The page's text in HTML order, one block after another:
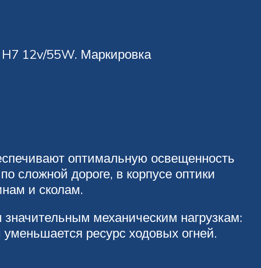
H7 12v/55W. Маркировка
оптимальную освещенность
сложной дороге, в корпусе оптики
и сколам.
механическим нагрузкам:
ресурс ходовых огней.